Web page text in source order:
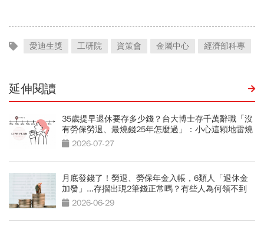
愛迪生獎 工研院 資策會 金屬中心 經濟部科專
延伸閱讀
35歲提早退休要存多少錢？台大博士存千萬辭職「沒
有勞保勞退、最燒錢25年怎麼過」：小心這顆地雷燒
光存款
2026-07-27
月底發錢了！勞退、勞保年金入帳，6類人「退休金
加發」...存摺出現2筆錢正常嗎？有些人為何領不到
2026-06-29